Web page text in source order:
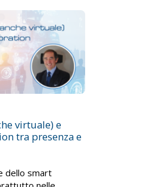
virtuale) e
tra presenza e
dello smart